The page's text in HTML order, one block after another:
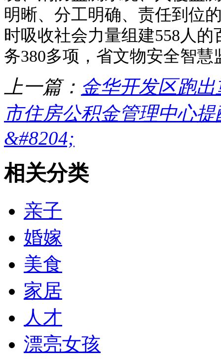
明晰、分工明确、责任到位
时吸收社会力量组建558人
务380多项，省文物安全智
上一篇： 金华开发区跑
市住房公积金管理中心
&#8204;
相关分类
亲子
婚嫁
美食
家居
人才
漂亮女孩